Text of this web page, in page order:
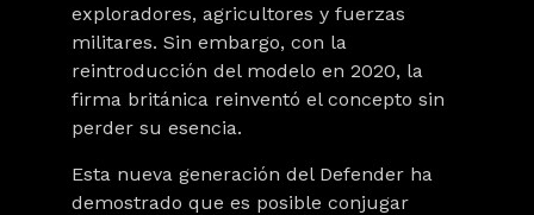
exploradores, agricultores y fuerzas
militares. Sin embargo, con la
reintroducción del modelo en 2020, la
firma británica reinventó el concepto sin
perder su esencia.
Esta nueva generación del Defender ha
demostrado que es posible conjugar